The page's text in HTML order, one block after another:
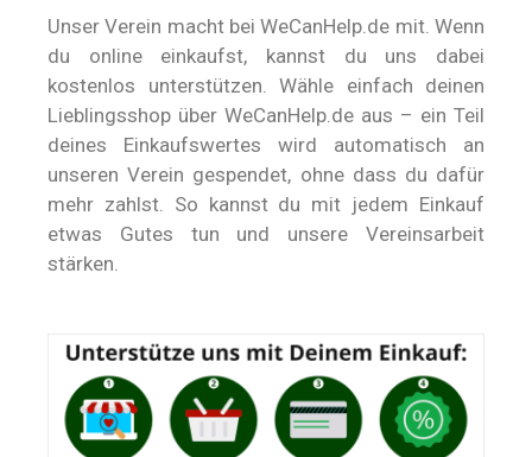
Unser Verein macht bei WeCanHelp.de mit. Wenn
du online einkaufst, kannst du uns dabei
kostenlos unterstützen. Wähle einfach deinen
Lieblingsshop über WeCanHelp.de aus – ein Teil
deines Einkaufswertes wird automatisch an
unseren Verein gespendet, ohne dass du dafür
mehr zahlst. So kannst du mit jedem Einkauf
etwas Gutes tun und unsere Vereinsarbeit
stärken.